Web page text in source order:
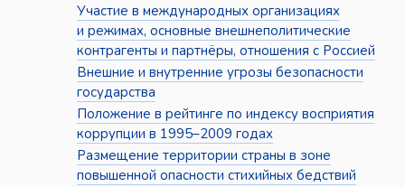
Участие в международных организациях
и режимах, основные внешнеполитические
контрагенты и партнёры, отношения с Россией
Внешние и внутренние угрозы безопасности
государства
Положение в рейтинге по индексу восприятия
коррупции в 1995–2009 годах
Размещение территории страны в зоне
повышенной опасности стихийных бедствий